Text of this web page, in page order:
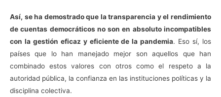
Así, se ha demostrado que la transparencia y el rendimiento
de cuentas democráticos no son en absoluto incompatibles
con la gestión eficaz y eficiente de la pandemia. Eso sí, los
países que lo han manejado mejor son aquellos que han
combinado estos valores con otros como el respeto a la
autoridad pública, la confianza en las instituciones políticas y la
disciplina colectiva.